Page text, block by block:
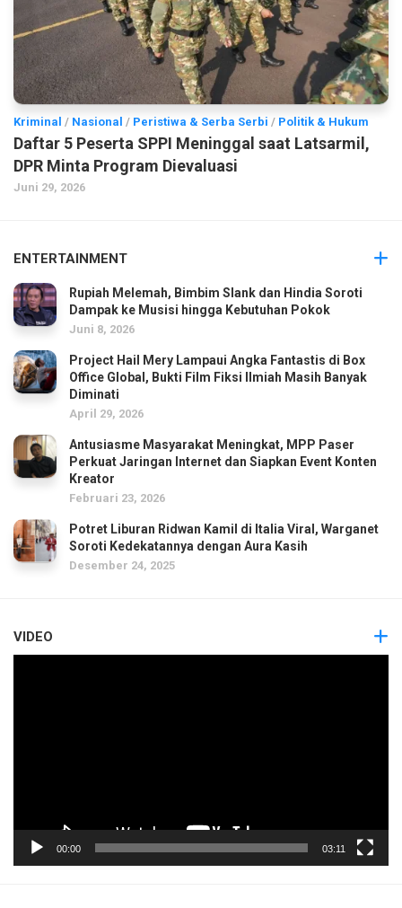
Kriminal / Nasional / Peristiwa & Serba Serbi / Politik & Hukum
Daftar 5 Peserta SPPI Meninggal saat Latsarmil,
DPR Minta Program Dievaluasi
Juni 29, 2026
ENTERTAINMENT
Rupiah Melemah, Bimbim Slank dan Hindia Soroti
Dampak ke Musisi hingga Kebutuhan Pokok
Juni 8, 2026
Project Hail Mery Lampaui Angka Fantastis di Box
Office Global, Bukti Film Fiksi Ilmiah Masih Banyak
Diminati
April 29, 2026
Antusiasme Masyarakat Meningkat, MPP Paser
Perkuat Jaringan Internet dan Siapkan Event Konten
Kreator
Februari 23, 2026
Potret Liburan Ridwan Kamil di Italia Viral, Warganet
Soroti Kedekatannya dengan Aura Kasih
Desember 24, 2025
VIDEO
00:00 03:11